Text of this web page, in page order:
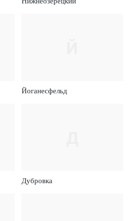
Йоганесфельд
Дубровка